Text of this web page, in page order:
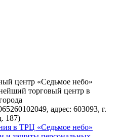
центр «Седьмое небо»
торговый центр в
адрес: 603093, г.
187)
в ТРЦ «Седьмое небо»